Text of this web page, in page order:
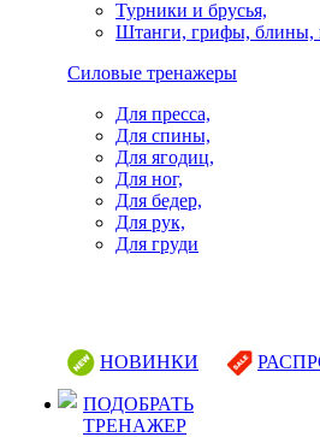
Турники и брусья,
Штанги, грифы, блины,
Силовые тренажеры
Для пресса,
Для спины,
Для ягодиц,
Для ног,
Для бедер,
Для рук,
Для груди
НОВИНКИ
ПОДОБРАТЬ
ТРЕНАЖЕР